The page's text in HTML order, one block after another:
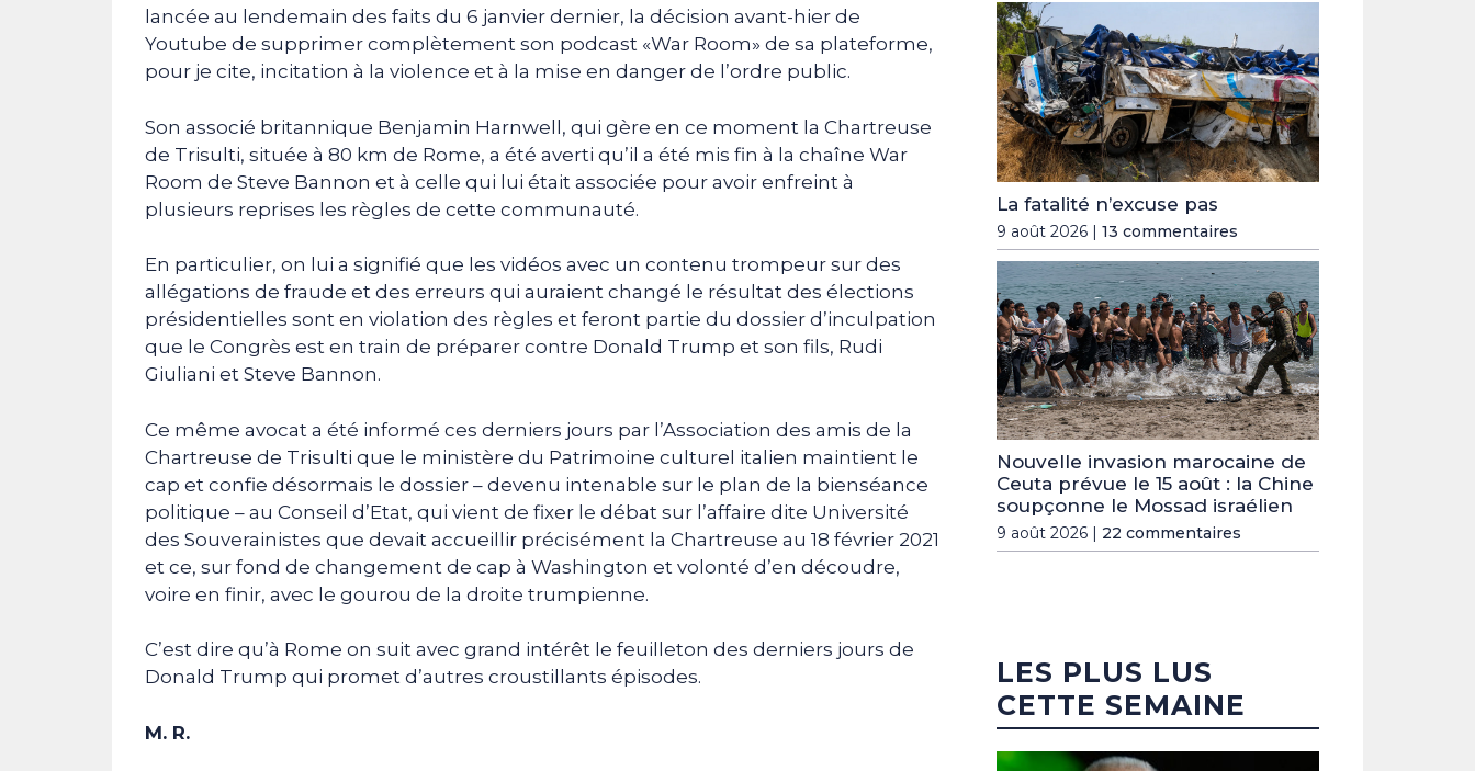
lancée au lendemain des faits du 6 janvier dernier, la décision avant-hier de
Youtube de supprimer complètement son podcast «War Room» de sa plateforme,
pour je cite, incitation à la violence et à la mise en danger de l’ordre public.
Son associé britannique Benjamin Harnwell, qui gère en ce moment la Chartreuse
de Trisulti, située à 80 km de Rome, a été averti qu’il a été mis fin à la chaîne War
Room de Steve Bannon et à celle qui lui était associée pour avoir enfreint à
plusieurs reprises les règles de cette communauté.
En particulier, on lui a signifié que les vidéos avec un contenu trompeur sur des
allégations de fraude et des erreurs qui auraient changé le résultat des élections
présidentielles sont en violation des règles et feront partie du dossier d’inculpation
que le Congrès est en train de préparer contre Donald Trump et son fils, Rudi
Giuliani et Steve Bannon.
Ce même avocat a été informé ces derniers jours par l’Association des amis de la
Chartreuse de Trisulti que le ministère du Patrimoine culturel italien maintient le
cap et confie désormais le dossier – devenu intenable sur le plan de la bienséance
politique – au Conseil d’Etat, qui vient de fixer le débat sur l’affaire dite Université
des Souverainistes que devait accueillir précisément la Chartreuse au 18 février 2021
et ce, sur fond de changement de cap à Washington et volonté d’en découdre,
voire en finir, avec le gourou de la droite trumpienne.
C’est dire qu’à Rome on suit avec grand intérêt le feuilleton des derniers jours de
Donald Trump qui promet d’autres croustillants épisodes.
M. R.
La fatalité n’excuse pas
9 août 2026 | 13 commentaires
Nouvelle invasion marocaine de
Ceuta prévue le 15 août : la Chine
soupçonne le Mossad israélien
9 août 2026 | 22 commentaires
LES PLUS LUS
CETTE SEMAINE